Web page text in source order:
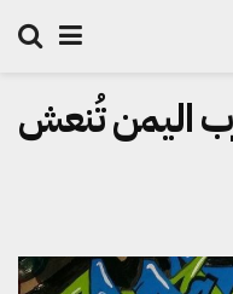
اليمن تُنعش